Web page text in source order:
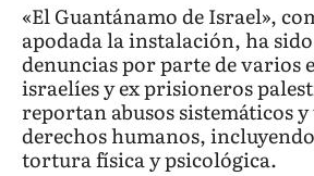
«El Guantánamo de Israel»,
apodada la instalación, ha
denuncias por parte de varios
israelíes y ex prisioneros
reportan abusos sistemáticos
derechos humanos,
tortura física y psicológica.